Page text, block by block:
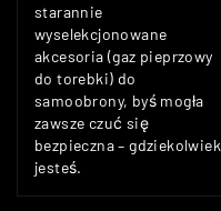
starannie
wyselekcjonowane
akcesoria (gaz pieprzowy
do torebki) do
samoobrony, byś mogła
zawsze czuć się
bezpieczna – gdziekolwiek
jesteś.